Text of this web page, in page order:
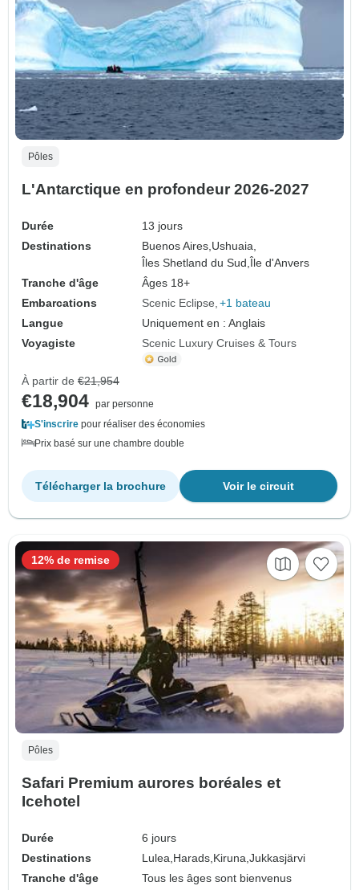
Pôles
L'Antarctique en profondeur 2026-2027
Durée
13 jours
Destinations
Buenos Aires, Ushuaia,
Îles Shetland du Sud, Île d'Anvers
Tranche d'âge
Âges 18+
Embarcations
Scenic Eclipse +1 bateau
Langue
Uniquement en : Anglais
Voyagiste
Scenic Luxury Cruises & Tours
À partir de €21,954
€18,904 par personne
S'inscrire pour réaliser des économies
Prix basé sur une chambre double
Voir le circuit
Télécharger la brochure
Pôles
Safari Premium aurores boréales et
Icehotel
Durée
6 jours
Destinations
Lulea, Harads, Kiruna,Jukkasjärvi
Tranche d'âge
Tous les âges sont bienvenus
12% de remise